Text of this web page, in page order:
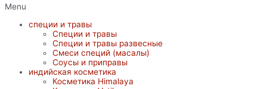
Menu
специи и травы
Специи и травы
Специи и травы развесные
Смеси специй (масалы)
Соусы и приправы
индийская косметика
Косметика Himalaya